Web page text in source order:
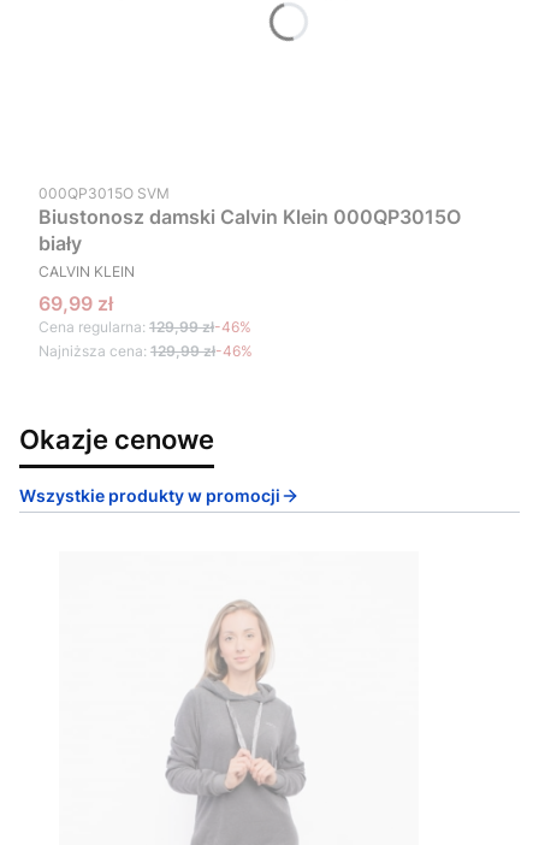
Kod produktu
000QP3015O SVM
Biustonosz damski Calvin Klein 000QP3015O
biały
PRODUCENT
CALVIN KLEIN
Cena promocyjna
69,99 zł
Cena regularna: 129,99 zł-46%
Najniższa cena: 129,99 zł-46%
Okazje cenowe
Wszystkie produkty w promocji